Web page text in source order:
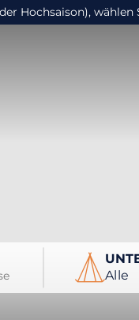
Hochsaison),